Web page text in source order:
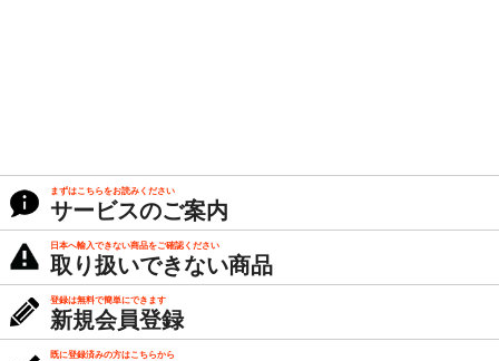
まずはこちらをお読みください
サービスのご案内
日本へ輸入できない商品をご確認ください
取り扱いできない商品
登録は無料で簡単にできます
新規会員登録
既に登録済みの方はこちらから